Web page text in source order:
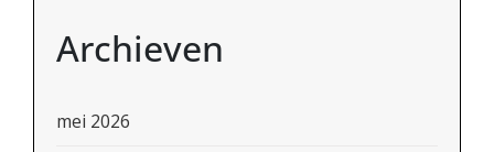
Archieven
mei 2026